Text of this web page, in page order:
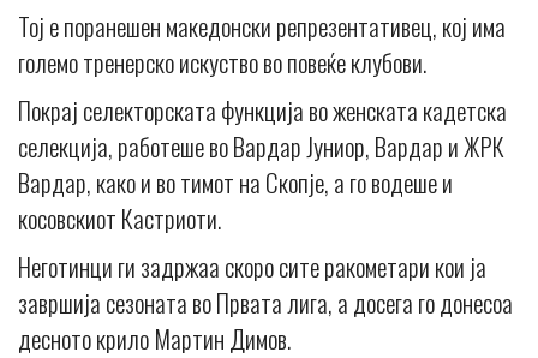
Тој е поранешен македонски репрезентативец, кој има
големо тренерско искуство во повеќе клубови.
Покрај селекторската функција во женската кадетска
селекција, работеше во Вардар Јуниор, Вардар и ЖРК
Вардар, како и во тимот на Скопје, а го водеше и
косовскиот Кастриоти.
Неготинци ги задржаа скоро сите ракометари кои ја
завршија сезоната во Првата лига, а досега го донесоа
десното крило Мартин Димов.